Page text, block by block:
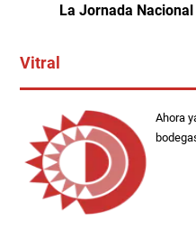
La Jornada
Vitral
Ahora